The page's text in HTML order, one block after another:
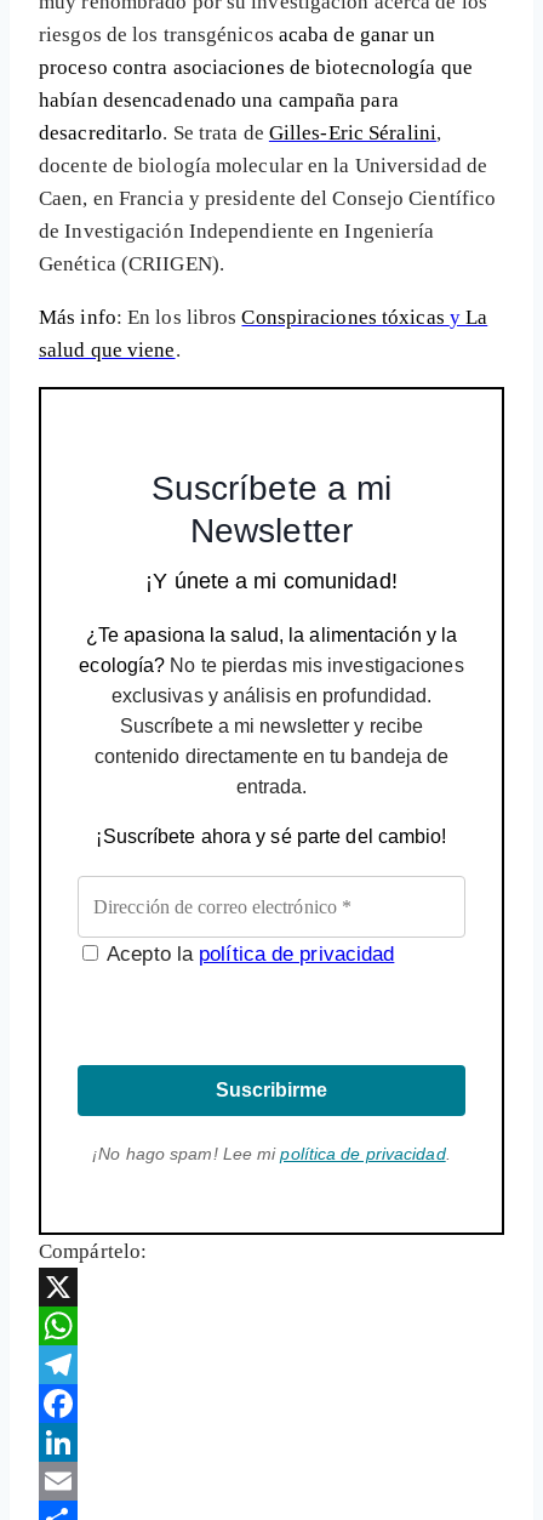
riesgos de los transgénicos acaba de ganar un
proceso contra asociaciones de biotecnología que
habían desencadenado una campaña para
desacreditarlo. Se trata de Gilles-Eric Séralini,
docente de biología molecular en la Universidad de
Caen, en Francia y presidente del Consejo Científico
de Investigación Independiente en Ingeniería
Genética (CRIIGEN).
Más info: En los librosConspiraciones tóxicas yLa
salud que viene.
Suscríbete a mi
Newsletter
¡Y únete a mi comunidad!
¿Te apasiona la salud, la alimentación y la
ecología? No te pierdas mis investigaciones
exclusivas y análisis en profundidad.
Suscríbete a mi newsletter y recibe
contenido directamente en tu bandeja de
entrada.
¡Suscríbete ahora y sé parte del cambio!
Acepto la política de privacidad
Suscribirme
¡No hago spam! Lee mipolítica de privacidad.
Compártelo:
X
WhatsApp
Telegram
Facebook
LinkedIn